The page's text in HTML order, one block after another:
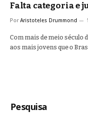
Falta categoria e
Por Aristoteles Drummond
Com mais de meio século
aos mais jovens que o
Pesquisa